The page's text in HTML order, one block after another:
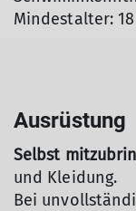
Mindestalter: 18
Ausrüstung
Selbst
und Kleidung.
Bei